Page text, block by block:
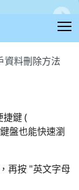
資料刪除方法
鍵 (
盤也能快速瀏
再按 "英文字母